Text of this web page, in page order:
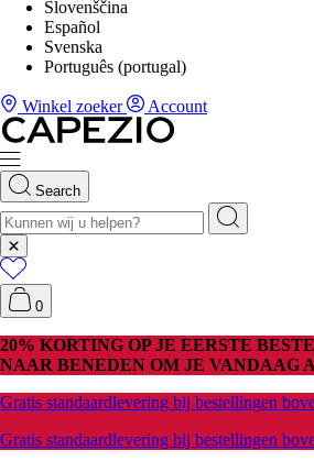
Slovenščina
Español
Svenska
Português (portugal)
Winkel zoeker Account
Search
0
20% KORTING OP JE EERSTE
NAAR BENEDEN OM JE VANDAAG
Gratis standaardlevering bij bestellingen
Gratis standaardlevering bij bestellingen